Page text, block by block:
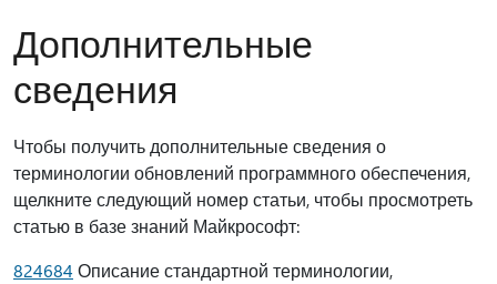
Дополнительные
сведения
Чтобы получить дополнительные сведения о
терминологии обновлений программного обеспечения,
щелкните следующий номер статьи, чтобы просмотреть
статью в базе знаний Майкрософт:
824684 Описание стандартной терминологии,